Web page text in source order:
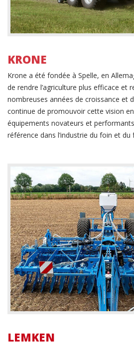
KRONE
Krone a été fondée à Spelle, en
de rendre l’agriculture plus efficace et
nombreuses années de croissance et
continue de promouvoir cette vision
équipements novateurs et
référence dans l’industrie du foin et du
LEMKEN